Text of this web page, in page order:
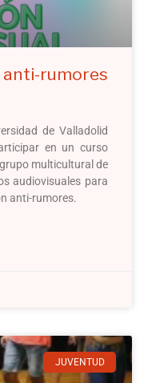
rumores
de Valladolid
en un curso
multicultural de
audiovisuales para
anti-rumores.
JUVENTUD